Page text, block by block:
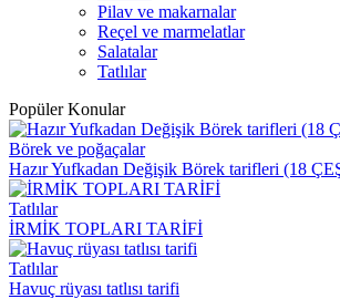
Pilav ve makarnalar
Reçel ve marmelatlar
Salatalar
Tatlılar
Popüler Konular
Börek ve poğaçalar
Hazır Yufkadan Değişik Börek tarifleri (18
Tatlılar
İRMİK TOPLARI TARİFİ
Tatlılar
Havuç rüyası tatlısı tarifi